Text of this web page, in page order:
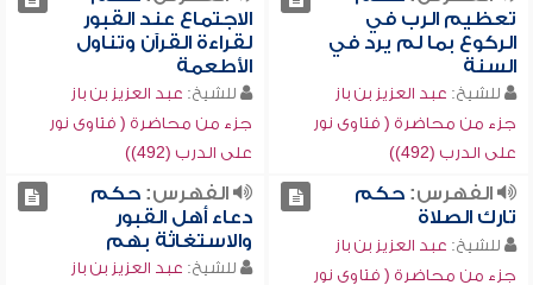
تعظيم الرب في
الركوع بما لم يرد في
السنة
للشيخ: عبد العزيز بن باز
جزء من محاضرة ( فتاوى نور
على الدرب (492))
الاجتماع عند القبور
لقراءة القرآن وتناول
الأطعمة
للشيخ: عبد العزيز بن باز
جزء من محاضرة ( فتاوى نور
على الدرب (492))
الفهرس:حكم
تارك الصلاة
للشيخ: عبد العزيز بن باز
جزء من محاضرة ( فتاوى نور
الفهرس:حكم
دعاء أهل القبور
والاستغاثة بهم
للشيخ: عبد العزيز بن باز